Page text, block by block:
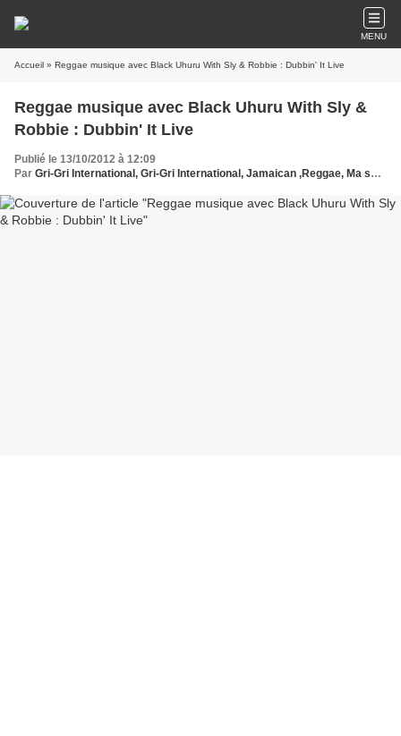
MENU
Accueil » Reggae musique avec Black Uhuru With Sly & Robbie : Dubbin' It Live
Reggae musique avec Black Uhuru With Sly &
Robbie : Dubbin' It Live
Publié le 13/10/2012 à 12:09
Par Gri-Gri International, Gri-Gri International, Jamaican ,Reggae, Ma solange oussou, New York, Blues, France, Love Paris, Music, Afrique, Sony, Hollywood, Europe